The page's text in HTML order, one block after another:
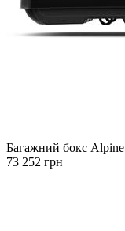
Багажний бокс Alpine
73 252 грн